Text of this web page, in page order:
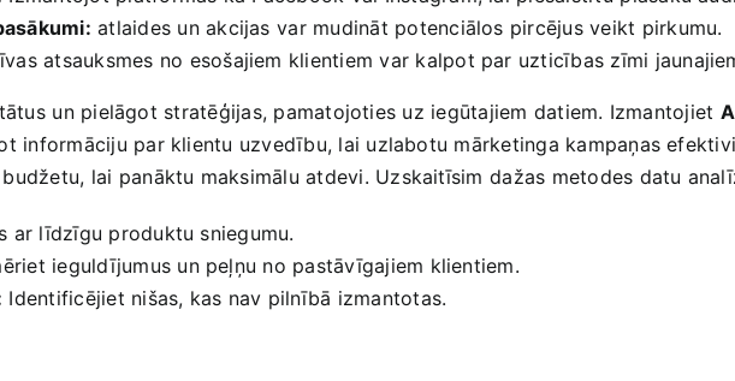
atlaides un‌ akcijas⁣ var mudināt potenciālos pircējus veikt pirkumu.
atsauksmes no esošajiem klientiem var kalpot par uzticības zīmi
un pielāgot stratēģijas, pamatojoties‌ uz iegūtajiem datiem. Izmantojiet
informāciju ‌par klientu uzvedību, lai uzlabotu mārketinga kampaņas
lai⁣ panāktu maksimālu atdevi. Uzskaitīsim⁢ dažas metodes datu
ar līdzīgu produktu sniegumu.
ieguldījumus un peļņu no pastāvīgajiem klientiem.
Identificējiet nišas, kas nav pilnībā izmantotas.